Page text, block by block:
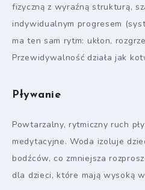
fizyczną z wyraźną strukturą,
indywidualnym progresem
ma ten sam rytm: ukłon,
Przewidywalność działa jak
Pływanie
Powtarzalny, rytmiczny ruch
medytacyjne. Woda izoluje
bodźców, co zmniejsza
dla dzieci, które mają wysoką